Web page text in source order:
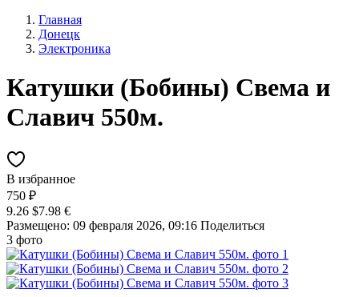
Главная
Донецк
Электроника
Кaтушки (Бобины) Свема и
Слaвич 550м.
В избранное
750 ₽
9.26 $7.98 €
Размещено: 09 февраля 2026, 09:16 Поделиться
3 фото